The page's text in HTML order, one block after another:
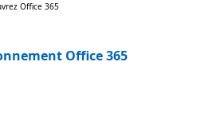
Office 365
Office 365